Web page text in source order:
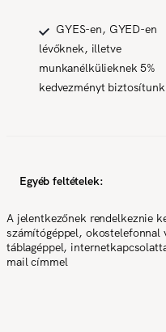
GYES-en, GYED-en
lévőknek, illetve
munkanélkülieknek 5%
kedvezményt biztosítunk
Egyéb feltételek:
A jelentkezőnek rendelkeznie
számítógéppel, okostelefonnal
táblagéppel,
mail címmel